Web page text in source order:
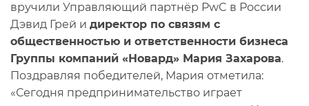
вручили Управляющий партнёр PwC в России
Дэвид Грей и директор по связям с
общественностью и ответственности бизнеса
Группы компаний «Новард» Мария Захарова.
Поздравляя победителей, Мария отметила:
«Сегодня предпринимательство играет